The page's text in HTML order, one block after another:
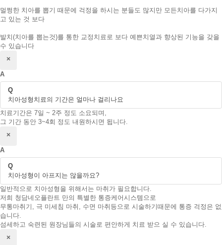
멀쩡한 치아를 뽑기 때문에 걱정을 하시는 분들도 많지만 모든치아를 다가지
고 있는 것 보다
발치(치아를 뽑는것)를 통한 교정치료로 보다 예쁜치열과 향상된 기능을 갖을
수 있습니다
×닫기
A
Q
치아성형치료의 기간은 얼마나 걸리나요
치료기간은 7일 ~ 2주 정도 소요되며,
그 기간 동안 3~4회 정도 내원하시면 됩니다.
×닫기
A
Q
치아성형이 아프지는 않을까요?
일반적으로 치아성형을 위해서는 마취가 필요합니다.
저희 청담네오플란트 만의 특별한 통증케어시스템으로
무통마취기, 극 미세침 마취, 수면 마취등으로 시술하기때문에 통증 걱정은 없
습니다.
섬세하고 숙련된 원장님들의 시술로 편안하게 치료 받으 실 수 있습니다.
×닫기